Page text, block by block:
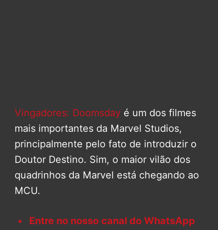
Vingadores: Doomsday é um dos filmes
mais importantes da Marvel Studios,
principalmente pelo fato de introduzir o
Doutor Destino. Sim, o maior vilão dos
quadrinhos da Marvel está chegando ao
MCU.
Entre no nosso canal do WhatsApp